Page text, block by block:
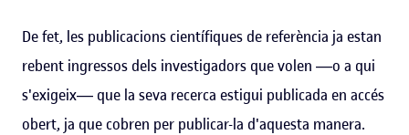
De fet, les publicacions científiques de referència ja estan
rebent ingressos dels investigadors que volen ―o a qui
s'exigeix― que la seva recerca estigui publicada en accés
obert, ja que cobren per publicar-la d'aquesta manera.